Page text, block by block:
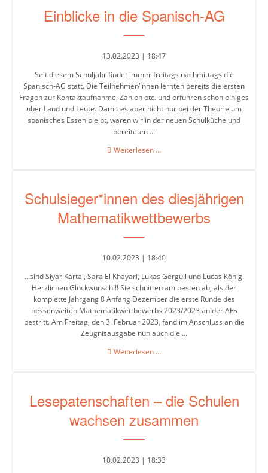
Einblicke in die Spanisch-AG
13.02.2023 | 18:47
Seit diesem Schuljahr findet immer freitags nachmittags die
Spanisch-AG statt. Die Teilnehmer/innen lernten bereits die ersten
Fragen zur Kontaktaufnahme, Zahlen etc. und erfuhren schon einiges
über Land und Leute. Damit es aber nicht nur bei der Theorie um
spanisches Essen bleibt, waren wir in der neuen Schulküche und
bereiteten ...
Weiterlesen …Einblicke
AG
Schulsieger*innen des diesjährigen
Mathematikwettbewerbs
10.02.2023 | 18:40
…sind Siyar Kartal, Sara El Khayari, Lukas Gergull und Lucas König!
Herzlichen Glückwunsch!!! Sie schnitten am besten ab, als der
komplette Jahrgang 8 Anfang Dezember die erste Runde des
hessenweiten Mathematikwettbewerbs 2023/2023 an der AFS
bestritt. Am Freitag, den 3. Februar 2023, fand im Anschluss an die
Zeugnisausgabe nun auch die ...
Weiterlesen …Schulsieger*innen
Lesepatenschaften – die Schulen
wachsen zusammen
10.02.2023 | 18:33